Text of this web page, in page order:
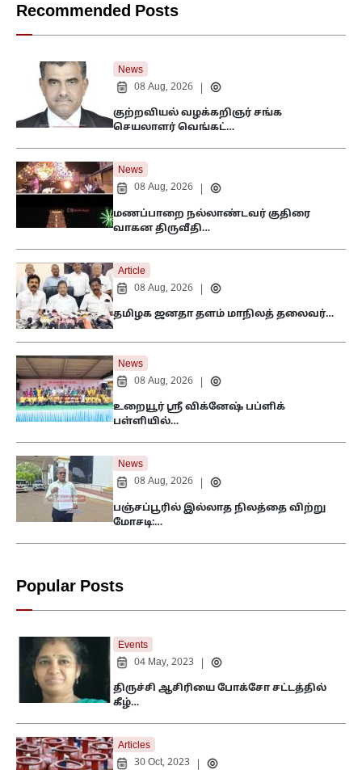
Recommended Posts
News
08 Aug, 2026
குற்றவியல் வழக்கறிஞர் சங்க
செயலாளர் வெங்கட்…
News
08 Aug, 2026
மணப்பாறை நல்லாண்டவர் குதிரை
வாகன திருவீதி…
Article
08 Aug, 2026
தமிழக ஜனதா தளம் மாநிலத் தலைவர்…
News
08 Aug, 2026
உறையூர் ஸ்ரீ விக்னேஷ் பப்ளிக்
பள்ளியில்…
News
08 Aug, 2026
பஞ்சப்பூரில் இல்லாத நிலத்தை விற்று
மோசடி:…
Popular Posts
Events
04 May, 2023
திருச்சி ஆசிரியை போக்சோ சட்டத்தில்
கீழ்…
Articles
30 Oct, 2023